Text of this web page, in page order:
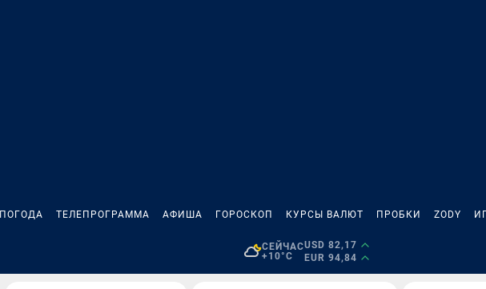
ПОГОДА ТЕЛЕПРОГРАММА АФИША ГОРОСКОП КУРСЫ ВАЛЮТ ПРОБКИ ZODY
СЕЙЧАС
+10°C
USD 82,17
EUR 94,84